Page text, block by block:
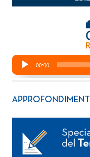
APPROFONDIMENTI
del